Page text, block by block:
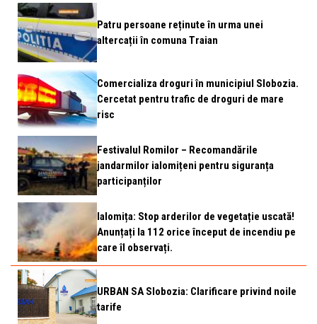
Patru persoane reținute în urma unei
altercații în comuna Traian
Comercializa droguri în municipiul Slobozia.
Cercetat pentru trafic de droguri de mare
risc
Festivalul Romilor – Recomandările
jandarmilor ialomițeni pentru siguranța
participanților
Ialomița: Stop arderilor de vegetație uscată!
Anunțați la 112 orice început de incendiu pe
care îl observați.
URBAN SA Slobozia: Clarificare privind noile
tarife